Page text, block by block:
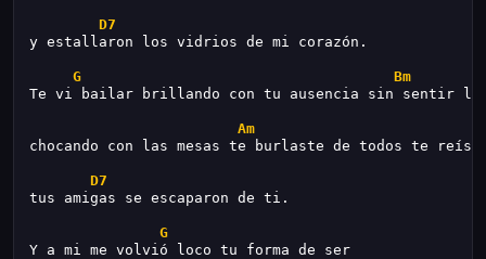
D7
y estallaron los vidrios de mi corazón.
G
Bm
Te vi bailar brillando con tu ausencia sin sentir
Am
chocando con las mesas te burlaste de todos te
D7
tus amigas se escaparon de ti.
G
Y a mi me volvió loco tu forma de ser